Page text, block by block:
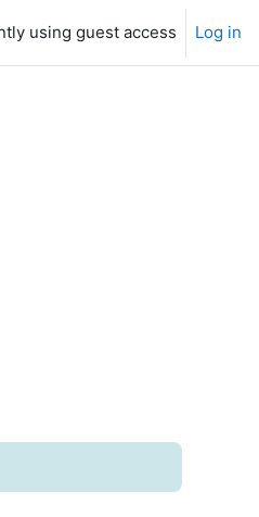
using guest access Log in